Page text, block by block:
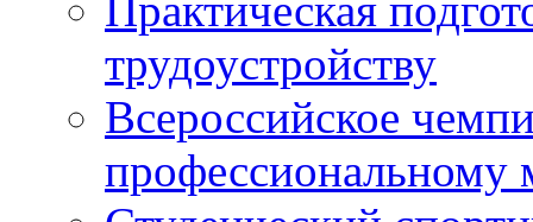
трудоустройству
Всероссийское
профессиональному